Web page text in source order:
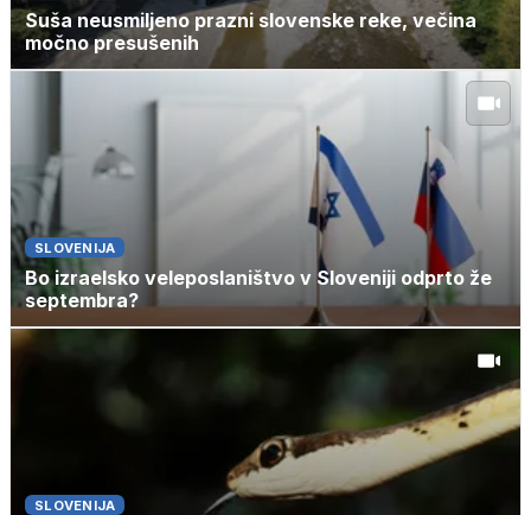
Suša neusmiljeno prazni slovenske reke, večina
močno presušenih
SLOVENIJA
Bo izraelsko veleposlaništvo v Sloveniji odprto že
septembra?
SLOVENIJA